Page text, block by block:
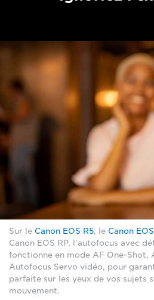
Sur le Canon EOS R5, le Canon
Canon EOS RP, l'autofocus avec
fonctionne en mode AF One-Shot,
Autofocus Servo vidéo, pour
parfaite sur les yeux de vos sujets
mouvement.